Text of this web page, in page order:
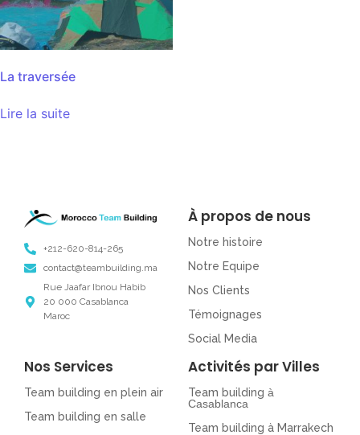
La traversée
Lire la suite
+212-620-814-265
contact@teambuilding.ma
Rue Jaafar Ibnou Habib
20 000 Casablanca
Maroc
À propos de nous
Notre histoire
Notre Equipe
Nos Clients
Témoignages
Social Media
Nos Services
Team building en plein air
Team building en salle
Activités par Villes
Team building à
Casablanca
Team building à Marrakech